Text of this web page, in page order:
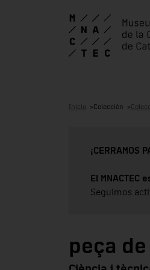
Inicio Colección
¡CERRAMOS
El MNACTEC
Seguimos
peça